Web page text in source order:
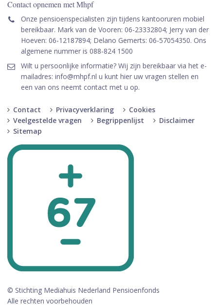
Contact opnemen met Mhpf
Onze pensioenspecialisten zijn tijdens kantooruren mobiel
bereikbaar. Mark van de Vooren: 06-23332804; Jerry van der
Hoeven: 06-12187894; Delano Gemerts: 06-57054350. Ons
algemene nummer is 088-824 1500
Wilt u persoonlijke informatie? Wij zijn bereikbaar via het e-
mailadres: info@mhpf.nl u kunt hier uw vragen stellen en
een van ons neemt contact met u op.
Contact Privacyverklaring
Cookies
Veelgestelde vragen
Begrippenlijst
Disclaimer
Sitemap
© Stichting Mediahuis Nederland Pensioenfonds
Alle rechten voorbehouden